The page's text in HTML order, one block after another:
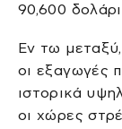
90,600
Εν τω μεταξύ,
οι εξαγωγές
ιστορικά
οι χώρες